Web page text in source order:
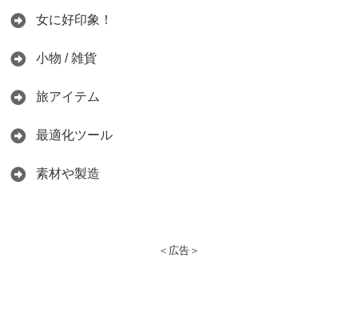
女に好印象！
小物 / 雑貨
旅アイテム
最適化ツール
素材や製造
＜広告＞